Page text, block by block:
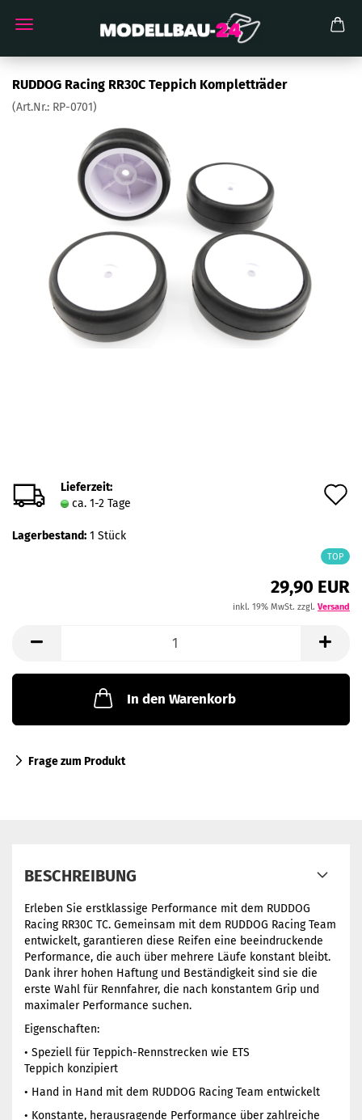
RUDDOG Racing RR30C Teppich Kompletträder
(Art.Nr.: RP-0701)
Lieferzeit:
ca. 1-2 Tage
Lagerbestand: 1 Stück
TOP
29,90 EUR
inkl. 19% MwSt. zzgl. Versand
In den Warenkorb
Frage zum Produkt
BESCHREIBUNG
Erleben Sie erstklassige Performance mit dem RUDDOG
Racing RR30C TC. Gemeinsam mit dem RUDDOG Racing Team
entwickelt, garantieren diese Reifen eine beeindruckende
Performance, die auch über mehrere Läufe konstant bleibt.
Dank ihrer hohen Haftung und Beständigkeit sind sie die
erste Wahl für Rennfahrer, die nach konstantem Grip und
maximaler Performance suchen.
Eigenschaften:
• Speziell für Teppich-Rennstrecken wie ETS
Teppich konzipiert
• Hand in Hand mit dem RUDDOG Racing Team entwickelt
• Konstante, herausragende Performance über zahlreiche